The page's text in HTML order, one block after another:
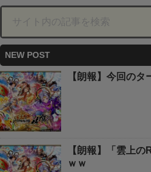
NEW POST
【朗報】今回の
【朗報】「雲上
ｗｗ